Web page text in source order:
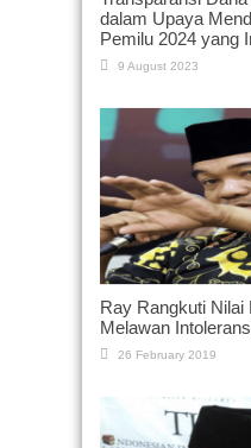
dalam Upaya
Pemilu 2024 yang
9 August 2023
Ray Rangkuti Nilai
Melawan
26 February 2019